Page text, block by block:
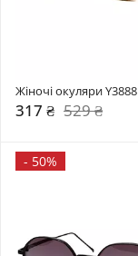
Жіночі окуляри Y3888
317 ₴ 529 ₴
- 50%